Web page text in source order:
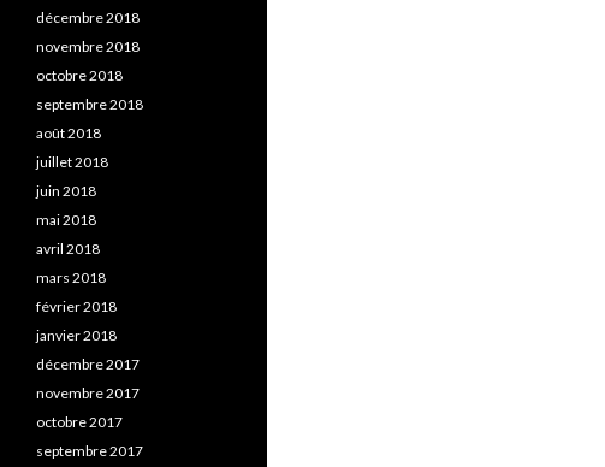
décembre 2018
novembre 2018
octobre 2018
septembre 2018
août 2018
juillet 2018
juin 2018
mai 2018
avril 2018
mars 2018
février 2018
janvier 2018
décembre 2017
novembre 2017
octobre 2017
septembre 2017